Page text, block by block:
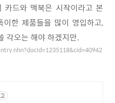
드와 맥북은 시작이라고 본
한 제품들을 많이 영입하고,
각오는 해야 하겠지만.